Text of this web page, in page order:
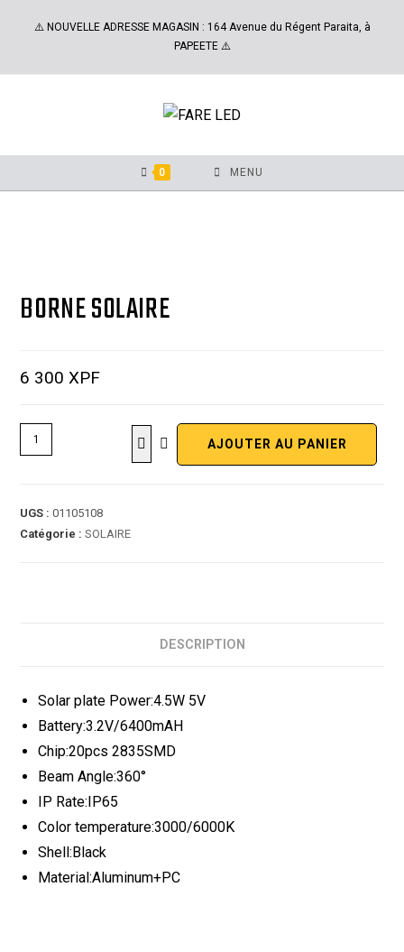
⚠️ NOUVELLE ADRESSE MAGASIN : 164 Avenue du Régent Paraita, à
PAPEETE ⚠️
0 MENU
BORNE SOLAIRE
6 300XPF
AJOUTER AU PANIER
UGS :01105108
Catégorie :SOLAIRE
DESCRIPTION
Solar plate Power:4.5W 5V
Battery:3.2V/6400mAH
Chip:20pcs 2835SMD
Beam Angle:360°
IP Rate:IP65
Color temperature:3000/6000K
Shell:Black
Material:Aluminum+PC